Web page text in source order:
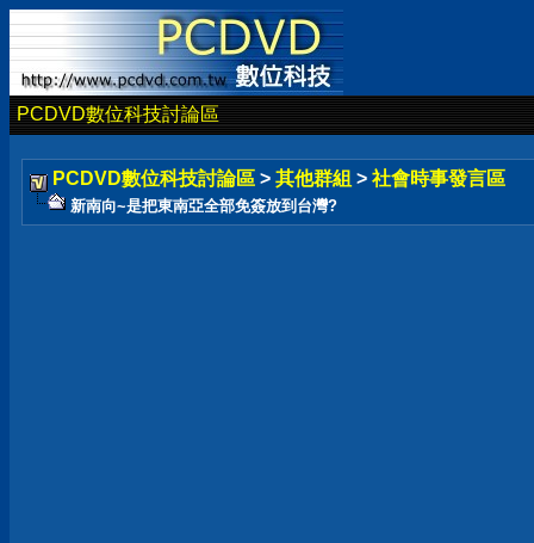
PCDVD數位科技討論區
PCDVD數位科技討論區 > 其他群組 > 社會時事發言區
新南向~是把東南亞全部免簽放到台灣?